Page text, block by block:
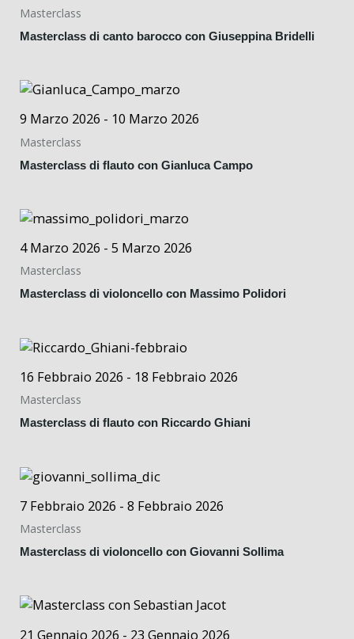
Masterclass
Masterclass di canto barocco con Giuseppina Bridelli
9 Marzo 2026 - 10 Marzo 2026
Masterclass
Masterclass di flauto con Gianluca Campo
4 Marzo 2026 - 5 Marzo 2026
Masterclass
Masterclass di violoncello con Massimo Polidori
16 Febbraio 2026 - 18 Febbraio 2026
Masterclass
Masterclass di flauto con Riccardo Ghiani
7 Febbraio 2026 - 8 Febbraio 2026
Masterclass
Masterclass di violoncello con Giovanni Sollima
21 Gennaio 2026 - 23 Gennaio 2026